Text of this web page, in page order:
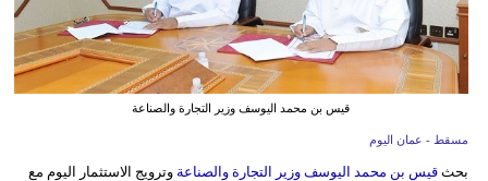
إعلام
تعليم
علوم
قيس بن محمد اليوسف وزير التجارة والصناعة
مسقط - عمان اليوم
بحث قيس بن محمد اليوسف وزير التجارة والصناعة وترويج الاستثمار اليوم مع